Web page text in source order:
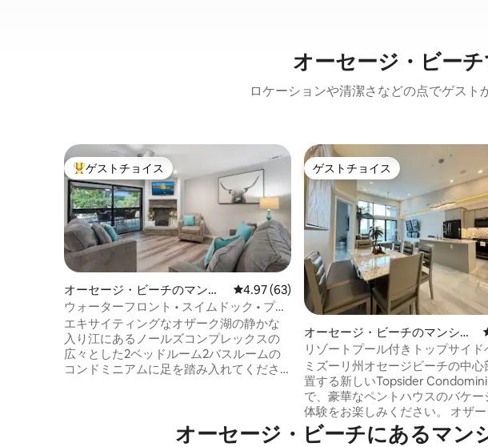
オーセージ・ビー
ロケーションや清潔さなどの点でゲス
大好評のゲストチョイスです。
ゲストチョイス
オーセージ・ビーチのマンシ
ョン・アパート
レビュー63件、5つ星中4.97つ星の平均評価
4.97 (63)
ウォーターフロント • スイムドック • プー
ル • ピックルボール！
エキサイティングなオザーク湖の静かな
入り江にあるノールズコンプレックスの
広々とした2ベッドルーム2バスルームの
コンドミニアムに足を踏み入れてくださ
サイティングなアトラクションがたくさ
ゲストチョイス
ゲストチョイス
オーセージ・ビーチのマンショ
ン・アパート
リゾートプール付きトップサイド
ハウス511
ミズーリ州オセージビーチの中心
置する新しいTopsider
で、豪華なペントハウスのバケー
体験をお楽しみください。 オザーク湖の
最新のコンドミニアムリゾート複
にある最上階の豪華なペントハウ
オーセージ・ビーチにあるマン